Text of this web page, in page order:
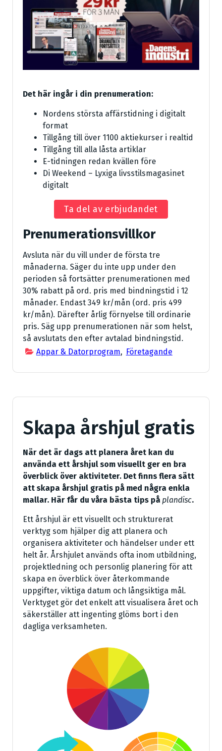
Det här ingår i din prenumeration:
Nordens största affärstidning i digitalt
format
Tillgång till över 1100 aktiekurser i realtid
Tillgång till alla låsta artiklar
E-tidningen redan kvällen före
Di Weekend – Lyxiga livsstilsmagasinet
digitalt
Ta del av erbjudandet
Prenumerationsvillkor
Avsluta när du vill under de första tre
månaderna. Säger du inte upp under den
perioden så fortsätter prenumerationen med
30% rabatt på ord. pris med bindningstid i 12
månader. Endast 349 kr/mån (ord. pris 499
kr/mån). Därefter årlig förnyelse till ordinarie
pris. Säg upp prenumerationen när som helst,
så avslutats den efter avtalad bindningstid.
Appar & Datorprogram, Företagande
Skapa årshjul gratis
När det är dags att planera året kan du
använda ett årshjul som visuellt ger en bra
överblick över aktiviteter. Det finns flera sätt
att skapa årshjul gratis på med några enkla
mallar. Här får du våra bästa tips på plandisc.
Ett årshjul är ett visuellt och strukturerat
verktyg som hjälper dig att planera och
organisera aktiviteter och händelser under ett
helt år. Årshjulet används ofta inom utbildning,
projektledning och personlig planering för att
skapa en överblick över återkommande
uppgifter, viktiga datum och långsiktiga mål.
Verktyget gör det enkelt att visualisera året och
säkerställer att ingenting glöms bort i den
dagliga verksamheten.